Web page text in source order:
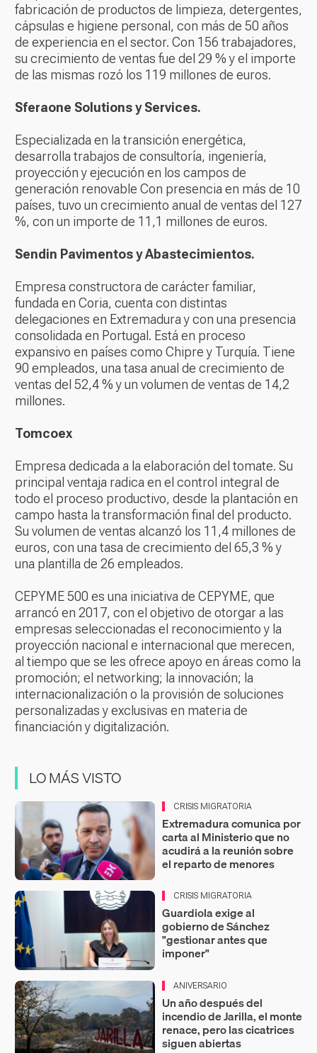
fabricación de productos de limpieza, detergentes,
cápsulas e higiene personal, con más de 50 años
de experiencia en el sector. Con 156 trabajadores,
su crecimiento de ventas fue del 29 % y el importe
de las mismas rozó los 119 millones de euros.
Sferaone Solutions y Services.
Especializada en la transición energética,
desarrolla trabajos de consultoría, ingeniería,
proyección y ejecución en los campos de
generación renovable Con presencia en más de 10
países, tuvo un crecimiento anual de ventas del 127
%, con un importe de 11,1 millones de euros.
Sendin Pavimentos y Abastecimientos.
Empresa constructora de carácter familiar,
fundada en Coria, cuenta con distintas
delegaciones en Extremadura y con una presencia
consolidada en Portugal. Está en proceso
expansivo en países como Chipre y Turquía. Tiene
90 empleados, una tasa anual de crecimiento de
ventas del 52,4 % y un volumen de ventas de 14,2
millones.
Tomcoex
Empresa dedicada a la elaboración del tomate. Su
principal ventaja radica en el control integral de
todo el proceso productivo, desde la plantación en
campo hasta la transformación final del producto.
Su volumen de ventas alcanzó los 11,4 millones de
euros, con una tasa de crecimiento del 65,3 % y
una plantilla de 26 empleados.
CEPYME 500 es una iniciativa de CEPYME, que
arrancó en 2017, con el objetivo de otorgar a las
empresas seleccionadas el reconocimiento y la
proyección nacional e internacional que merecen,
al tiempo que se les ofrece apoyo en áreas como la
promoción; el networking; la innovación; la
internacionalización o la provisión de soluciones
personalizadas y exclusivas en materia de
financiación y digitalización.
LO MÁS VISTO
CRISIS MIGRATORIA
Extremadura comunica por
carta al Ministerio que no
acudirá a la reunión sobre
el reparto de menores
CRISIS MIGRATORIA
Guardiola exige al
gobierno de Sánchez
"gestionar antes que
imponer"
ANIVERSARIO
Un año después del
incendio de Jarilla, el monte
renace, pero las cicatrices
siguen abiertas